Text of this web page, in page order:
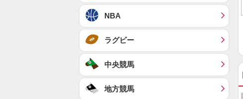
NBA
ラグビー
中央競馬
地方競馬